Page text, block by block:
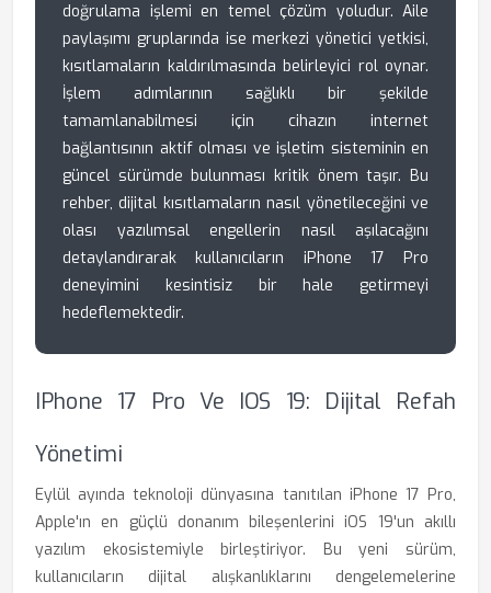
doğrulama işlemi en temel çözüm yoludur. Aile
paylaşımı gruplarında ise merkezi yönetici yetkisi,
kısıtlamaların kaldırılmasında belirleyici rol oynar.
İşlem adımlarının sağlıklı bir şekilde
tamamlanabilmesi için cihazın internet
bağlantısının aktif olması ve işletim sisteminin en
güncel sürümde bulunması kritik önem taşır. Bu
rehber, dijital kısıtlamaların nasıl yönetileceğini ve
olası yazılımsal engellerin nasıl aşılacağını
detaylandırarak kullanıcıların iPhone 17 Pro
deneyimini kesintisiz bir hale getirmeyi
hedeflemektedir.
IPhone 17 Pro Ve IOS 19: Dijital Refah
Yönetimi
Eylül ayında teknoloji dünyasına tanıtılan iPhone 17 Pro,
Apple'ın en güçlü donanım bileşenlerini iOS 19'un akıllı
yazılım ekosistemiyle birleştiriyor. Bu yeni sürüm,
kullanıcıların dijital alışkanlıklarını dengelemelerine